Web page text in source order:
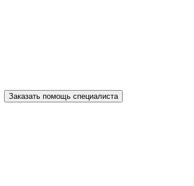
Заказать помощь специалиста